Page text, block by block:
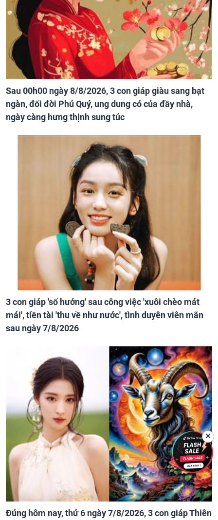
Sau 00h00 ngày 8/8/2026, 3 con giáp giàu sang bạt
ngàn, đổi đời Phú Quý, ung dung có của đầy nhà,
ngày càng hưng thịnh sung túc
3 con giáp 'số hưởng' sau công việc 'xuôi chèo mát
mái', tiền tài 'thu về như nước', tình duyên viên mãn
sau ngày 7/8/2026
Đúng hôm nay, thứ 6 ngày 7/8/2026, 3 con giáp Thiên
✕